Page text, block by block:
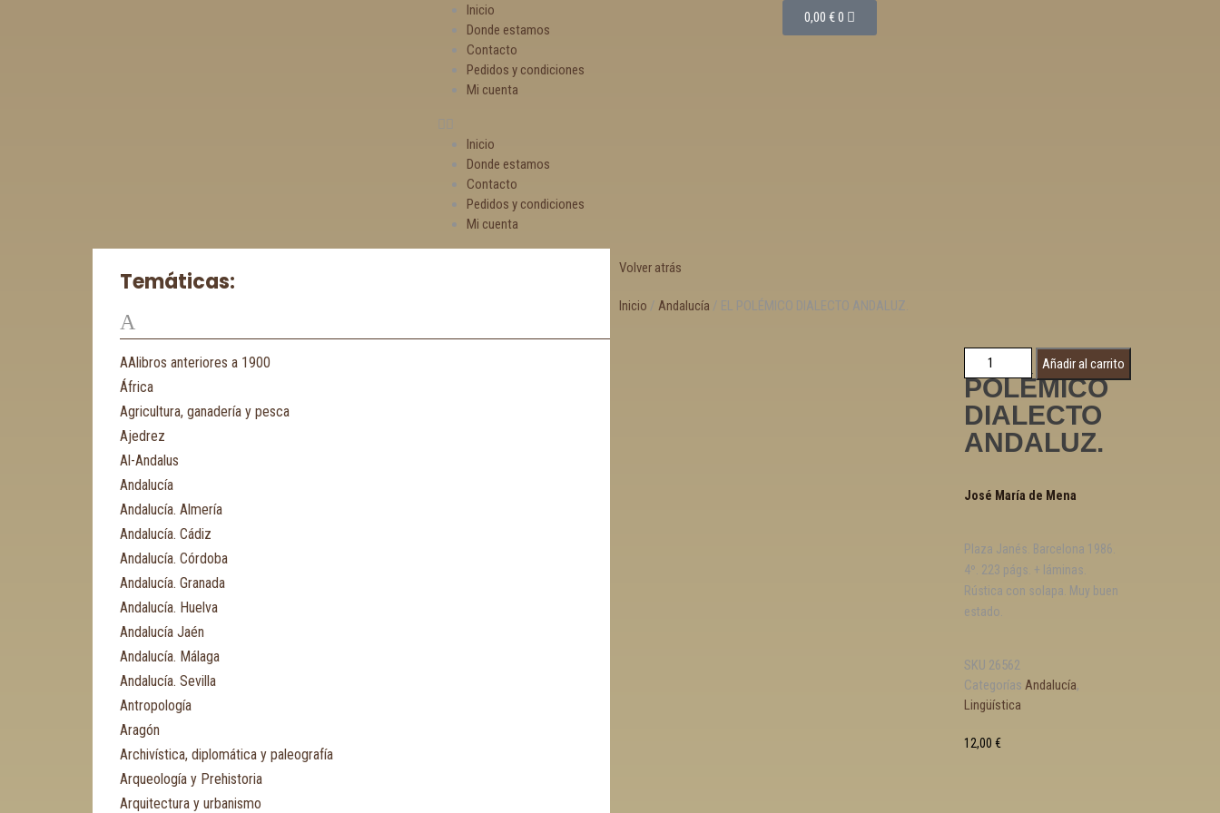
Inicio
Donde estamos
Contacto
Pedidos y condiciones
Mi cuenta
Inicio
Donde estamos
Contacto
Pedidos y condiciones
Mi cuenta
0,00 €0
Temáticas:
A
AAlibros anteriores a 1900
África
Agricultura, ganadería y pesca
Ajedrez
Al-Andalus
Andalucía
Andalucía. Almería
Andalucía. Cádiz
Andalucía. Córdoba
Andalucía. Granada
Andalucía. Huelva
Andalucía Jaén
Andalucía. Málaga
Andalucía. Sevilla
Antropología
Aragón
Archivística, diplomática y paleografía
Arqueología y Prehistoria
Arquitectura y urbanismo
Volver atrás
Inicio / Andalucía / EL POLÉMICO DIALECTO ANDALUZ.
EL
POLÉMICO
DIALECTO
ANDALUZ.
José María de Mena
Plaza Janés. Barcelona 1986.
4º. 223 págs. + láminas.
Rústica con solapa. Muy buen
estado.
SKU 26562
Categorías Andalucía,
Lingüística
12,00 €
Añadir al carrito